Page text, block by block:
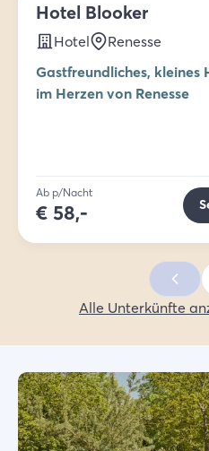
Hotel Blooker
Hotel
Renesse
Gastfreundliches, kleines
im Herzen von Renesse
Ab p/Nacht
€ 58,-
Alle Unterkünfte